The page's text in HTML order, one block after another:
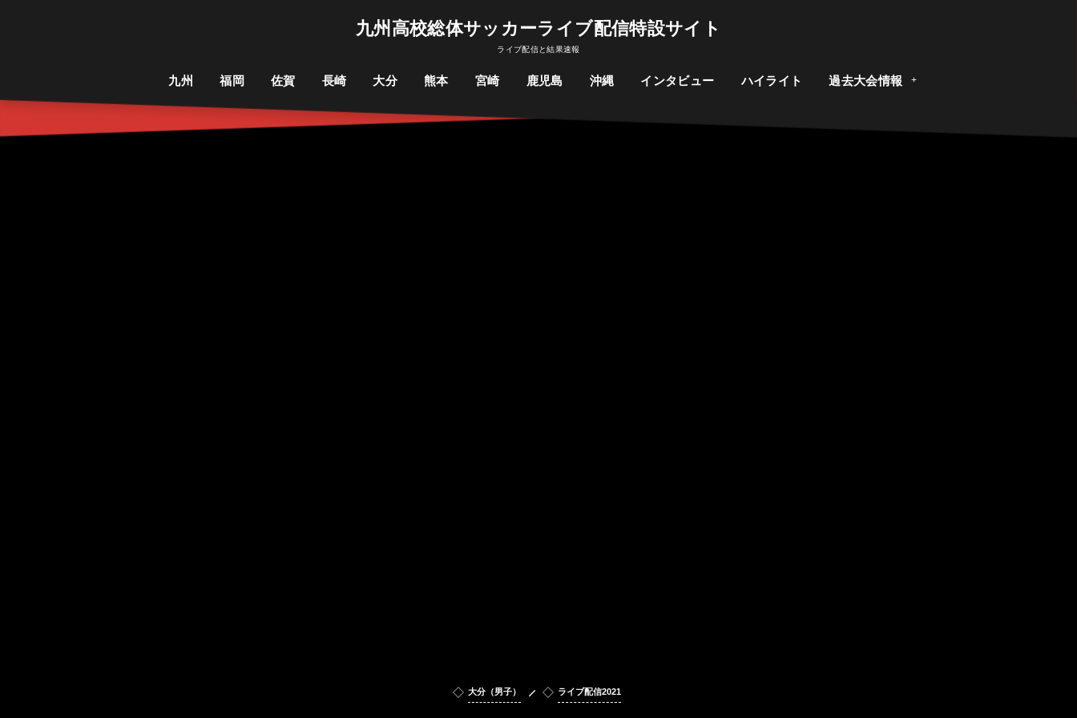
九州高校総体サッカーライブ配信特設サイト
ライブ配信と結果速報
九州 福岡 佐賀 長崎 大分 熊本 宮崎 鹿児島 沖縄 インタビュー ハイライト 過去大会情報
大分（男子） ライブ配信2021